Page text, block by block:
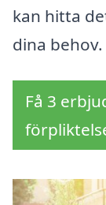
kan hitta
dina behov.
Få 3